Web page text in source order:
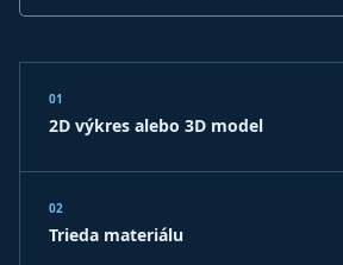
01
2D výkres alebo 3D model
02
Trieda materiálu